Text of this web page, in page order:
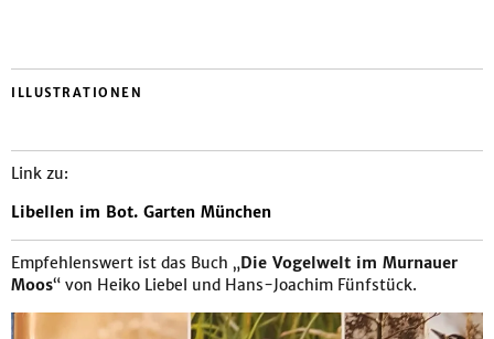
ILLUSTRATIONEN
Link zu:
Libellen im Bot. Garten München
Empfehlenswert ist das Buch „Die Vogelwelt im Murnauer
Moos“ von Heiko Liebel und Hans-Joachim Fünfstück.